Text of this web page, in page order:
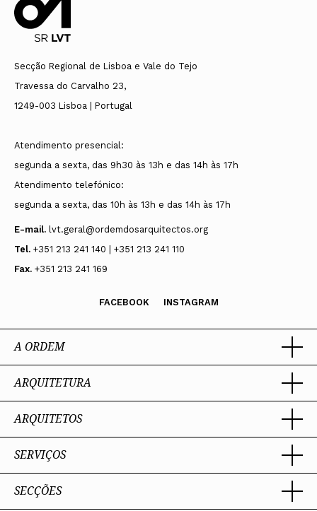
Secção Regional de Lisboa e Vale do Tejo
Travessa do Carvalho 23,
1249-003 Lisboa | Portugal
Atendimento presencial:
segunda a sexta, das 9h30 às 13h e das 14h às 17h
Atendimento telefónico:
segunda a sexta, das 10h às 13h e das 14h às 17h
E-mail. lvt.geral@ordemdosarquitectos.org
Tel. +351 213 241 140 | +351 213 241 110
Fax. +351 213 241 169
FACEBOOK INSTAGRAM
A ORDEM
Ordem dos Arquitectos
Sobre a OA
Legado
Estatuto e Regulamentos
Comissões Técnicas
Membros Honorários
Instrumentos de gestão
ARQUITETURA
Trabalhar com Arquiteto
Porquê um Arquiteto
Boas práticas
PIAAP
ARQUITETOS
Portal dos Arquitectos
Sobre o Portal
SERVIÇOS
Encomenda
SECÇÕES